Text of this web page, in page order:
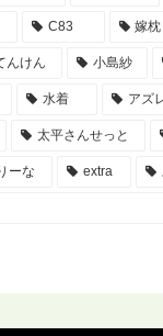
C83 嫁枕
んけん 小島紗
水着 アズ
太平さんせっと
ーな extra